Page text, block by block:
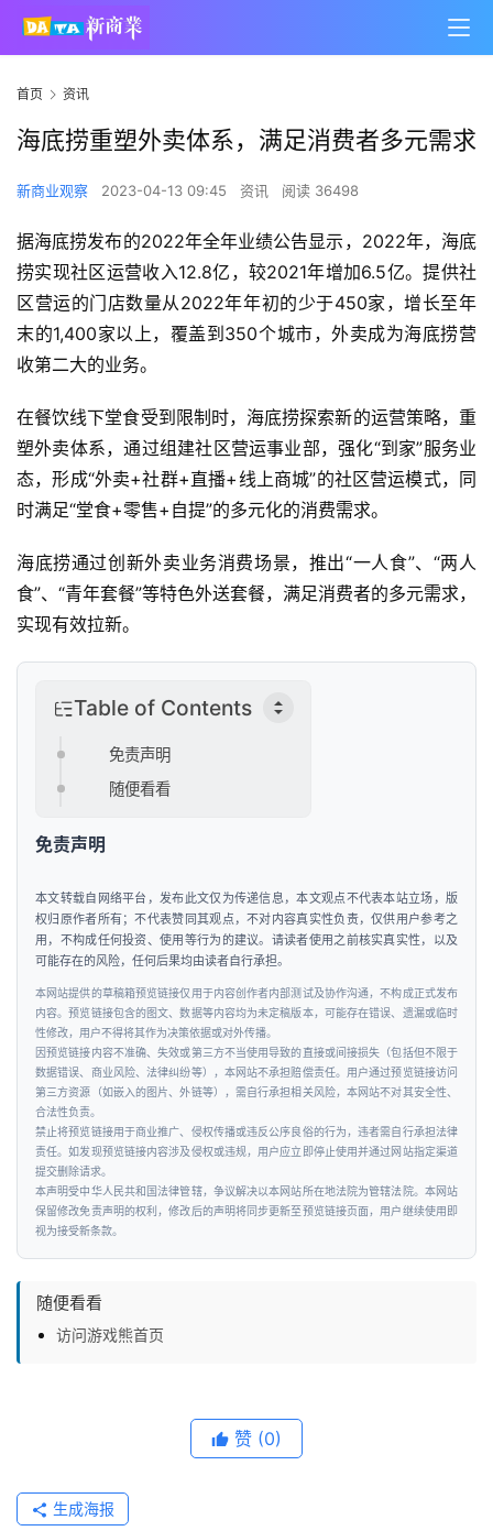
页
新
商
业
观
察
新
科
投
智
首页 资讯
海底捞重塑外卖体系，满足消费者多元需求
新商业观察 2023-04-13 09:45 资讯 阅读 36498
据海底捞发布的2022年全年业绩公告显示，2022年，海底
捞实现社区运营收入12.8亿，较2021年增加6.5亿。提供社
区营运的门店数量从2022年年初的少于450家，增长至年
末的1,400家以上，覆盖到350个城市，外卖成为海底捞营
收第二大的业务。
在餐饮线下堂食受到限制时，海底捞探索新的运营策略，重
塑外卖体系，通过组建社区营运事业部，强化“到家”服务业
态，形成“外卖+社群+直播+线上商城”的社区营运模式，同
时满足“堂食+零售+自提”的多元化的消费需求。
海底捞通过创新外卖业务消费场景，推出“一人食”、“两人
食”、“青年套餐”等特色外送套餐，满足消费者的多元需求，
实现有效拉新。
Table of Contents
免责声明
随便看看
免责声明
本文转载自网络平台，发布此文仅为传递信息，本文观点不代表本站立场，版
权归原作者所有；不代表赞同其观点，不对内容真实性负责，仅供用户参考之
用，不构成任何投资、使用等行为的建议。请读者使用之前核实真实性，以及
可能存在的风险，任何后果均由读者自行承担。
本网站提供的草稿箱预览链接仅用于内容创作者内部测试及协作沟通，不构成正式发布
内容。预览链接包含的图文、数据等内容均为未定稿版本，可能存在错误、遗漏或临时
性修改，用户不得将其作为决策依据或对外传播。
因预览链接内容不准确、失效或第三方不当使用导致的直接或间接损失（包括但不限于
数据错误、商业风险、法律纠纷等），本网站不承担赔偿责任。用户通过预览链接访问
第三方资源（如嵌入的图片、外链等），需自行承担相关风险，本网站不对其安全性、
合法性负责。
禁止将预览链接用于商业推广、侵权传播或违反公序良俗的行为，违者需自行承担法律
责任。如发现预览链接内容涉及侵权或违规，用户应立即停止使用并通过网站指定渠道
提交删除请求。
本声明受中华人民共和国法律管辖，争议解决以本网站所在地法院为管辖法院。本网站
保留修改免责声明的权利，修改后的声明将同步更新至预览链接页面，用户继续使用即
视为接受新条款。
随便看看
访问游戏熊首页
赞 (0)
生成海报